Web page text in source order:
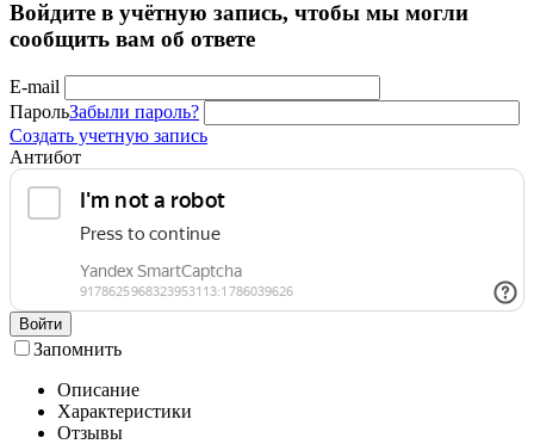
Войдите в учётную запись, чтобы мы могли
сообщить вам об ответе
E-mail
ПарольЗабыли пароль?
Создать учетную запись
Антибот
Войти
Запомнить
Описание
Характеристики
Отзывы